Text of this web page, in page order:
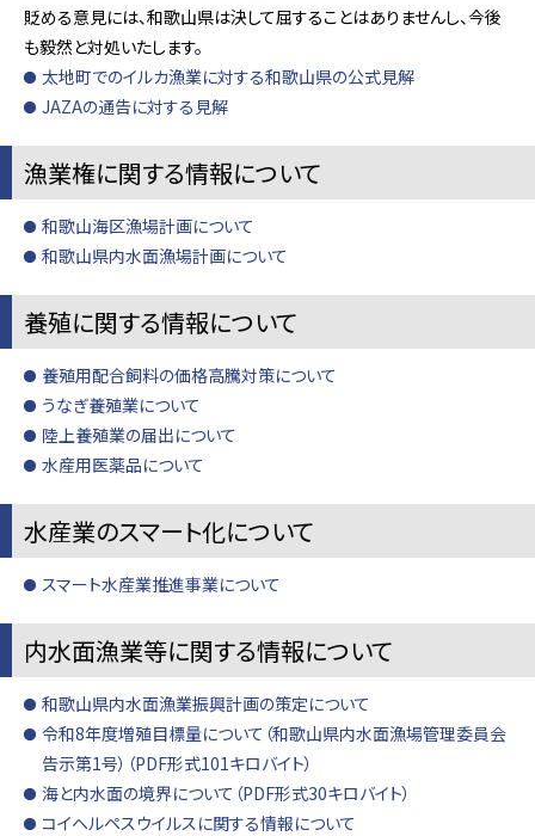
貶める意見には、和歌山県は決して屈することはありませんし、今後
も毅然と対処いたします。
太地町でのイルカ漁業に対する和歌山県の公式見解
JAZAの通告に対する見解
漁業権に関する情報について
和歌山海区漁場計画について
和歌山県内水面漁場計画について
養殖に関する情報について
養殖用配合飼料の価格高騰対策について
うなぎ養殖業について
陸上養殖業の届出について
水産用医薬品について
水産業のスマート化について
スマート水産業推進事業について
内水面漁業等に関する情報について
和歌山県内水面漁業振興計画の策定について
令和8年度増殖目標量について（和歌山県内水面漁場管理委員会
告示第1号）（PDF形式101キロバイト）
海と内水面の境界について（PDF形式30キロバイト）
コイヘルペスウイルスに関する情報について